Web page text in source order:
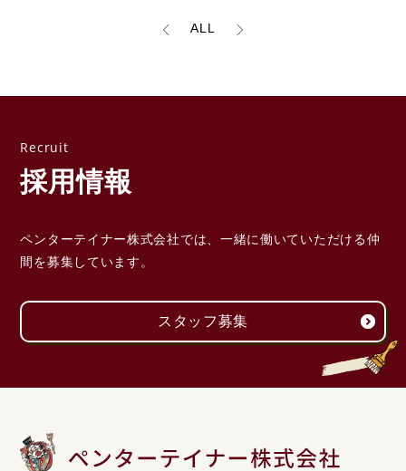
ALL
採用情報
ペンターテイナー株式会社では、一緒に働いていただける仲
間を募集しています。
スタッフ募集